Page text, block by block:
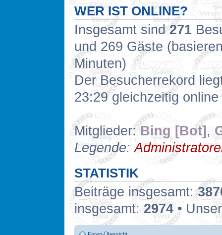
WER IST ONLINE?
Insgesamt sind271
und 269 Gäste
Minuten)
Der Besucherrekord
23:29 gleichzeitig
Mitglieder:Bing [Bot],
Legende:
STATISTIK
Beiträge insgesamt:
insgesamt:2974 •